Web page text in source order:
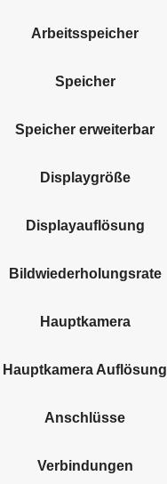
Arbeitsspeicher
Speicher
Speicher erweiterbar
Displaygröße
Displayauflösung
Bildwiederholungsrate
Hauptkamera
Hauptkamera Auflösung
Anschlüsse
Verbindungen